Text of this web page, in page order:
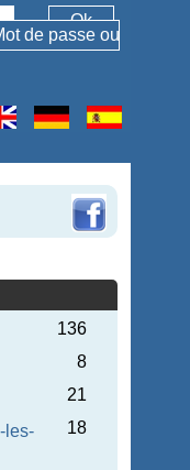
136
8
21
les-
18